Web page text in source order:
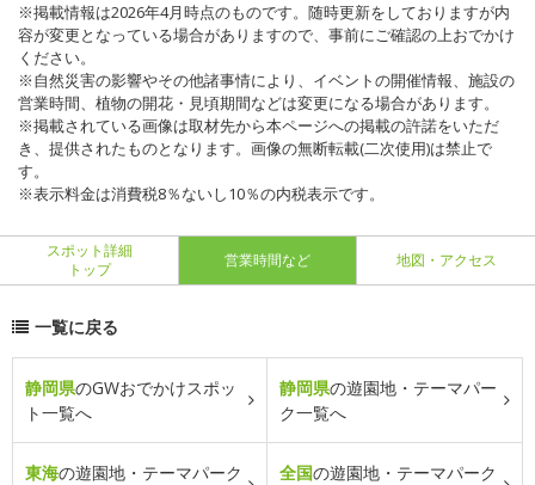
※掲載情報は2026年4月時点のものです。随時更新をしておりますが内
容が変更となっている場合がありますので、事前にご確認の上おでかけ
ください。
※自然災害の影響やその他諸事情により、イベントの開催情報、施設の
営業時間、植物の開花・見頃期間などは変更になる場合があります。
※掲載されている画像は取材先から本ページへの掲載の許諾をいただ
き、提供されたものとなります。画像の無断転載(二次使用)は禁止で
す。
※表示料金は消費税8％ないし10％の内税表示です。
スポット詳細
トップ
営業時間など 地図・アクセス
一覧に戻る
静岡県のGWおでかけスポッ
ト一覧へ
静岡県の遊園地・テーマパー
ク一覧へ
東海の遊園地・テーマパーク
全国の遊園地・テーマパーク